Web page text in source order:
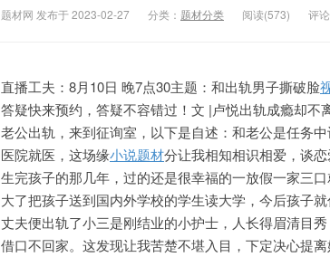
题材网 发布于 2023-02-27 分类： 题材分类 阅读(573) 评
直播工夫：8月10日 晚7点30主题：和出轨男子撕破脸
答疑快来预约，答疑不容错过！文 |卢悦出轨成瘾却
老公出轨，来到征询室，以下是自述：和老公是任务
医院就医，这场缘小说题材分让我相知相识相爱，谈
生完孩子的那几年，过的还是很幸福的一放假一家三
大了把孩子送到国内外学校的学生读大学，今后孩子
丈夫便出轨了小三是刚结业的小护士，人长得眉清目
借口不回家。这发现让我苦楚不堪入目，下定决心提